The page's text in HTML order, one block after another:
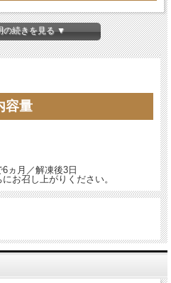
新境地
の続きを見る ▼
容量
ヵ月／解凍後3日
お召し上がりください。